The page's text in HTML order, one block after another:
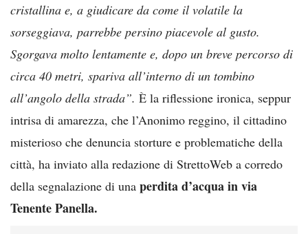
cristallina e, a giudicare da come il volatile la
sorseggiava, parrebbe persino piacevole al gusto.
Sgorgava molto lentamente e, dopo un breve percorso di
circa 40 metri, spariva all’interno di un tombino
all’angolo della strada”. È la riflessione ironica, seppur
intrisa di amarezza, che l’Anonimo reggino, il cittadino
misterioso che denuncia storture e problematiche della
città, ha inviato alla redazione di StrettoWeb a corredo
della segnalazione di una perdita d’acqua in via
Tenente Panella.